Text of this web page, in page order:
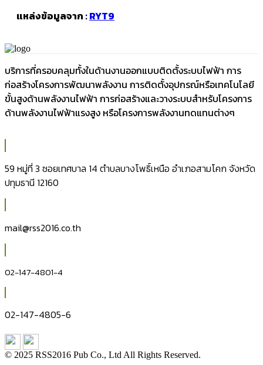
แหล่งข้อมูลจาก :RYT9
บริการที่ครอบคลุมทั้งในด้านงานออกแบบติดตั้งระบบไฟฟ้า การ
ก่อสร้างโครงการพัฒนาพลังงาน การติดตั้งอุปกรณ์หรือเทคโนโลยี
ขั้นสูงด้านพลังงานไฟฟ้า การก่อสร้างและวางระบบสำหรับโครงการ
ด้านพลังงานไฟฟ้าแรงสูง หรือโครงการพลังงานทดแทนต่างๆ
59 หมู่ที่ 3 ซอยเทศบาล 14 ตำบลบางโพธิ์เหนือ อำเภอสามโคก จังหวัด
ปทุมธานี 12160
mail@rss2016.co.th
02-147-4801-4
02-147-4805-6
© 2025 RSS2016 Pub Co., Ltd All Rights Reserved.